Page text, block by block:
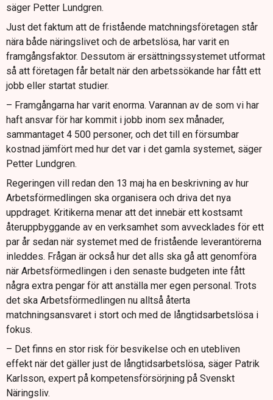
säger Petter Lundgren.
Just det faktum att de fristående matchningsföretagen står
nära både näringslivet och de arbetslösa, har varit en
framgångsfaktor. Dessutom är ersättningssystemet utformat
så att företagen får betalt när den arbetssökande har fått ett
jobb eller startat studier.
– Framgångarna har varit enorma. Varannan av de som vi har
haft ansvar för har kommit i jobb inom sex månader,
sammantaget 4 500 personer, och det till en försumbar
kostnad jämfört med hur det var i det gamla systemet, säger
Petter Lundgren.
Regeringen vill redan den 13 maj ha en beskrivning av hur
Arbetsförmedlingen ska organisera och driva det nya
uppdraget. Kritikerna menar att det innebär ett kostsamt
återuppbyggande av en verksamhet som avvecklades för ett
par år sedan när systemet med de fristående leverantörerna
inleddes. Frågan är också hur det alls ska gå att genomföra
när Arbetsförmedlingen i den senaste budgeten inte fått
några extra pengar för att anställa mer egen personal. Trots
det ska Arbetsförmedlingen nu alltså återta
matchningsansvaret i stort och med de långtidsarbetslösa i
fokus.
– Det finns en stor risk för besvikelse och en utebliven
effekt när det gäller just de långtidsarbetslösa, säger Patrik
Karlsson, expert på kompetensförsörjning på Svenskt
Näringsliv.